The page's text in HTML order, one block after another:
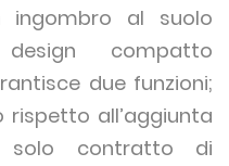
ingombro al suolo
compatto
due funzioni;
all’aggiunta
solo contratto di